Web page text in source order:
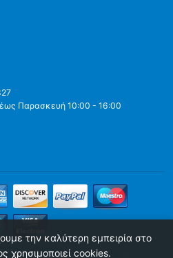
έως Παρασκευή 10:00 - 16:00
την καλύτερη εμπειρία στο
χρησιμοποιεί cookies.